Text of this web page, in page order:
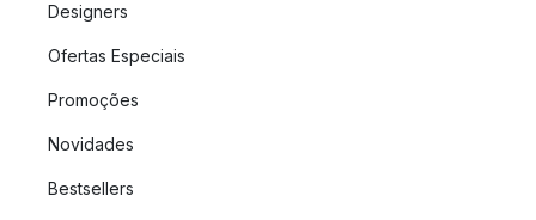
Designers
Ofertas Especiais
Promoções
Novidades
Bestsellers